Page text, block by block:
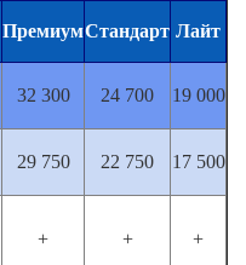
ПремиумСтандарт Лайт
32 300 24 700 19 000
29 750 22 750 17 500
+ + +